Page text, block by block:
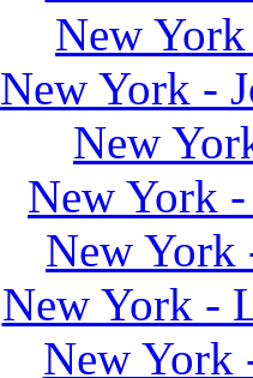
New
New York -
New
New York
New
New York -
New